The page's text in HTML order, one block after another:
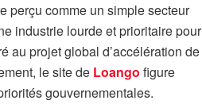
perçu comme un simple secteur
industrie lourde et prioritaire pour
au projet global d’accélération de
le site de Loango figure
gouvernementales.